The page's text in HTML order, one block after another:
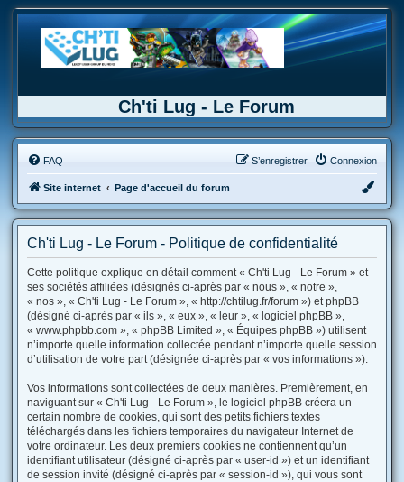
Ch'ti Lug - Le Forum
FAQ Connexion
S’enregistrer
Site internet Page d'accueil du forum
Ch'ti Lug - Le Forum - Politique de confidentialité
Cette politique explique en détail comment « Ch'ti Lug - Le Forum » et
ses sociétés affiliées (désignés ci-après par « nous », « notre »,
« nos », « Ch'ti Lug - Le Forum », « http://chtilug.fr/forum ») et phpBB
(désigné ci-après par « ils », « eux », « leur », « logiciel phpBB »,
« www.phpbb.com », « phpBB Limited », « Équipes phpBB ») utilisent
n’importe quelle information collectée pendant n’importe quelle session
d’utilisation de votre part (désignée ci-après par « vos informations »).
Vos informations sont collectées de deux manières. Premièrement, en
naviguant sur « Ch'ti Lug - Le Forum », le logiciel phpBB créera un
certain nombre de cookies, qui sont des petits fichiers textes
téléchargés dans les fichiers temporaires du navigateur Internet de
votre ordinateur. Les deux premiers cookies ne contiennent qu’un
identifiant utilisateur (désigné ci-après par « user-id ») et un identifiant
de session invité (désigné ci-après par « session-id »), qui vous sont